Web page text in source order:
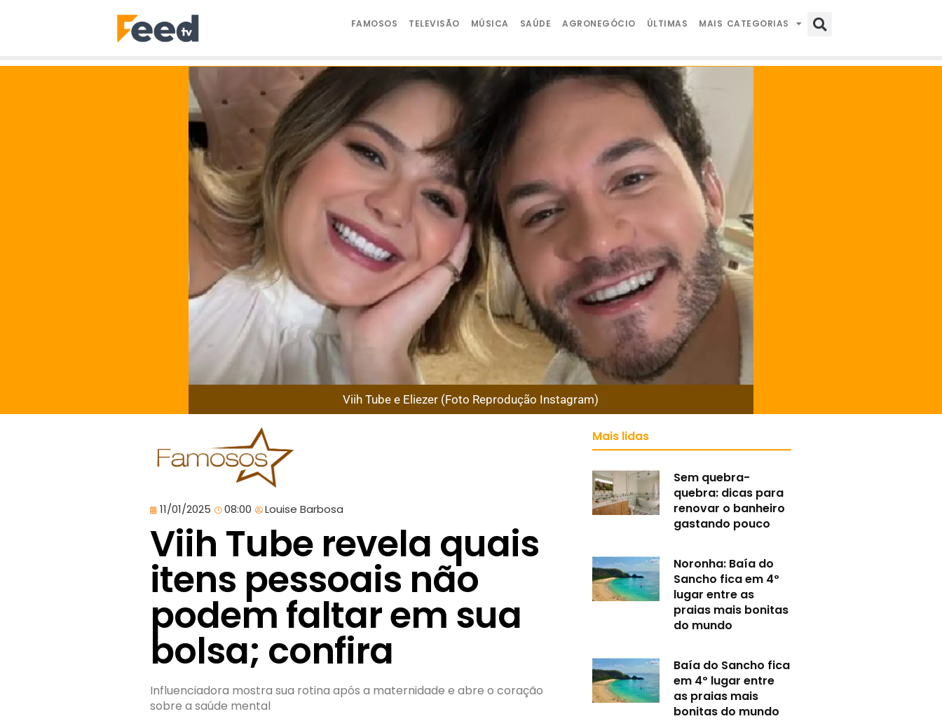
FAMOSOS TELEVISÃO MÚSICA SAÚDE AGRONEGÓCIO ÚLTIMAS MAIS CATEGORIAS
Viih Tube e Eliezer (Foto Reprodução Instagram)
11/01/2025 08:00 Louise Barbosa
Viih Tube revela quais
itens pessoais não
podem faltar em sua
bolsa; confira
Influenciadora mostra sua rotina após a maternidade e abre o coração
sobre a saúde mental
Mais lidas
Sem quebra-
quebra: dicas para
renovar o banheiro
gastando pouco
Noronha: Baía do
Sancho fica em 4º
lugar entre as
praias mais bonitas
do mundo
Baía do Sancho fica
em 4º lugar entre
as praias mais
bonitas do mundo